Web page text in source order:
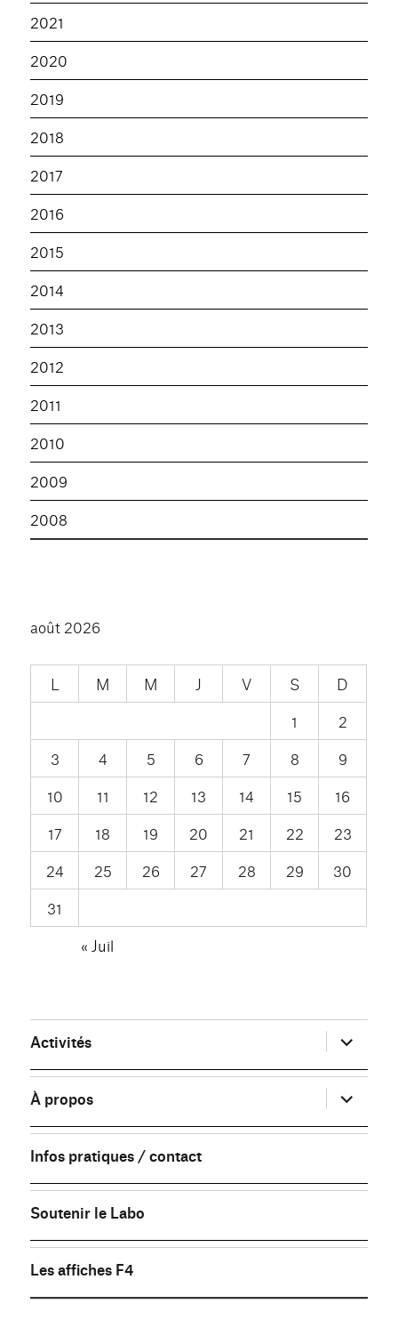
2021
2020
2019
2018
2017
2016
2015
2014
2013
2012
2011
2010
2009
2008
août 2026
L M M J V S
D
1
2
3
4 5 6 7 8
9
10
11 12 13 14 15
16
17
18 19 20 21 22
23
24
25 26 27 28 29
30
31
« Juil
Activités ouvrir
le
sous-
menu
À propos
ouvrir
le
sous-
menu
Infos pratiques / contact
Soutenir le Labo
Les affiches F4